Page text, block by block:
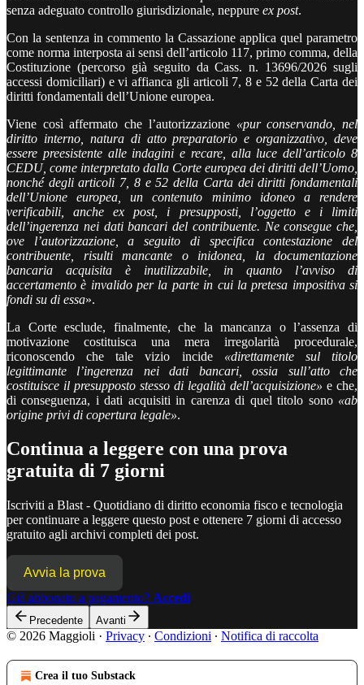
senza adeguato controllo giurisdizionale, neppure ex post.
Con la sentenza in commento la Cassazione applica quel parametro
come norma interposta ai sensi dell’articolo 117, primo comma, della
Costituzione (percorso già seguito da Cass. n. 13696/2026 sugli
accessi domiciliari) e vi affianca gli articoli 7, 8 e 52 della Carta dei
diritti fondamentali dell’Unione europea.
Viene così affermato che l’autorizzazione «pur conservando, nel
diritto interno, natura di atto preparatorio e organizzativo, deve
essere preesistente alle indagini e recare, alla luce dell’articolo 8
CEDU, come interpretato dalla Corte europea dei diritti dell’Uomo,
nonché degli articoli 7, 8 e 52 della Carta dei diritti fondamentali
dell’Unione europea, un contenuto minimo idoneo a rendere
verificabili, anche ex post, i presupposti, l’oggetto e i limiti
dell’ingerenza nei dati bancari del contribuente. Ne consegue che,
ove l’autorizzazione, a seguito di specifica contestazione del
contribuente, risulti mancante o inidonea, la documentazione
bancaria acquisita è inutilizzabile, in quanto l’avviso di
accertamento è invalido per la parte in cui la pretesa impositiva si
fondi su di essa».
La Corte esclude, finalmente, che la mancanza o l’assenza di
motivazione costituisca una mera irregolarità procedurale,
riconoscendo che tale vizio incide «direttamente sul titolo
legittimante l’ingerenza nei dati bancari, ossia sull’atto che
costituisce il presupposto stesso di legalità dell’acquisizione» e che,
di conseguenza, i dati acquisiti in carenza di quel titolo sono «ab
origine privi di copertura legale».
Continua a leggere con una prova
gratuita di 7 giorni
Iscriviti a Blast - Quotidiano di diritto economia fisco e tecnologia
per continuare a leggere questo post e ottenere 7 giorni di accesso
gratuito agli archivi completi dei post.
Avvia la prova
Già abbonato a pagamento? Accedi
Precedente Avanti
© 2026 Maggioli · Privacy ∙ Condizioni ∙ Notifica di raccolta
Crea il tuo Substack